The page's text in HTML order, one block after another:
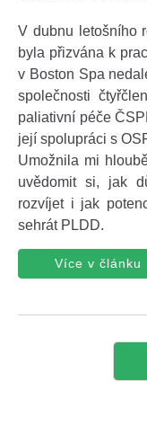
V dubnu letošního
byla přizvána k
v Boston Spa
společnosti
paliativní péče
její spolupráci s
Umožnila mi
uvědomit si, jak
rozvíjet i jak
sehrát PLDD.
Více v článku